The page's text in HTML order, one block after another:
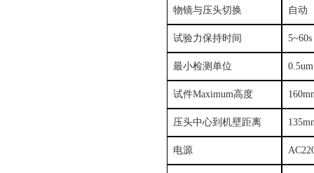
物镜与压头切换 自动
试验力保持时间 5~60s
最小检测单位 0.5um
试件Maximum高度
压头中心到机壁距离
电源